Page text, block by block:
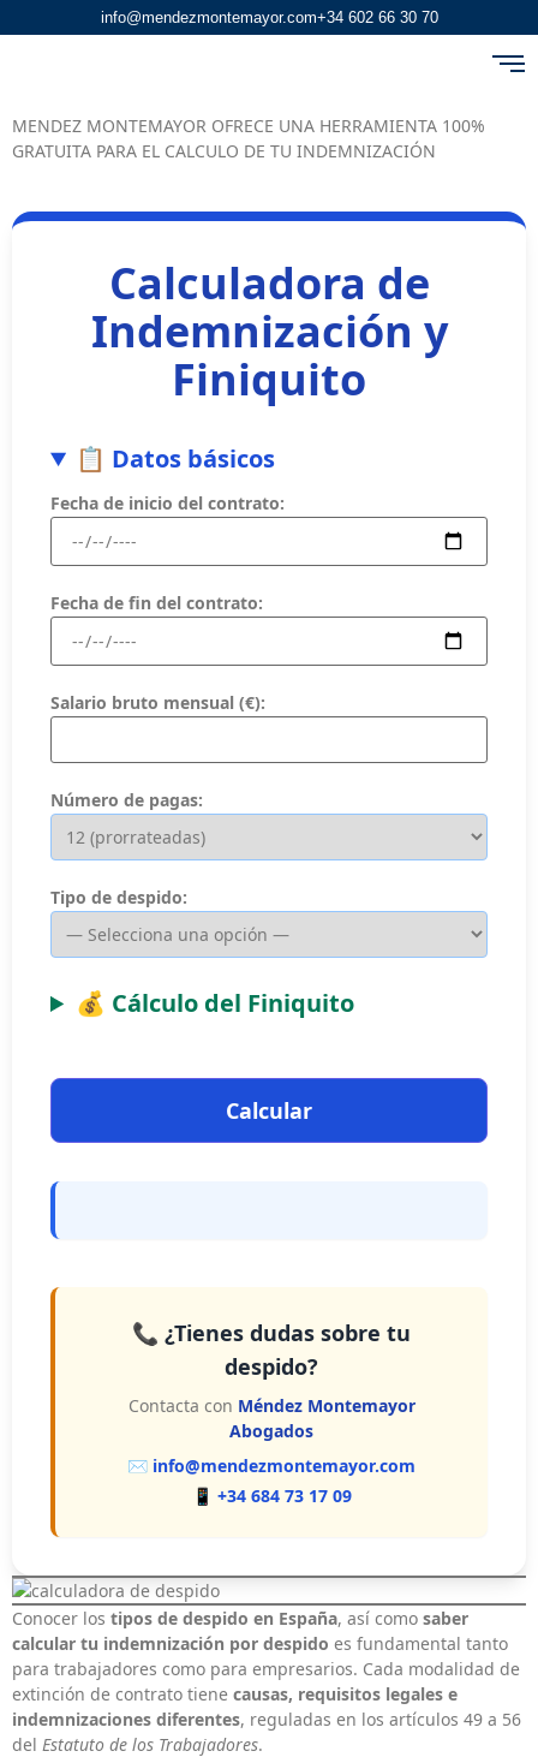
info@mendezmontemayor.com+34 602 66 30 70
MENDEZ MONTEMAYOR OFRECE UNA HERRAMIENTA 100%
GRATUITA PARA EL CALCULO DE TU INDEMNIZACIÓN
Calculadora de
Indemnización y
Finiquito
📋 Datos básicos
Fecha de inicio del contrato:
Fecha de fin del contrato:
Salario bruto mensual (€):
Número de pagas:
Tipo de despido:
💰 Cálculo del Finiquito
Calcular
📞 ¿Tienes dudas sobre tu
despido?
Contacta con Méndez Montemayor
Abogados
✉️ info@mendezmontemayor.com
📱 +34 684 73 17 09
Conocer los tipos de despido en España, así como saber
calcular tu indemnización por despido es fundamental tanto
para trabajadores como para empresarios. Cada modalidad de
extinción de contrato tiene causas, requisitos legales e
indemnizaciones diferentes, reguladas en los artículos 49 a 56
del Estatuto de los Trabajadores.